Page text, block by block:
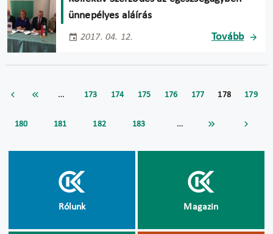
ünnepélyes aláírás
2017. 04. 12. Tovább
… 173 174 175 176 177 178 179
180 181 182 183 …
Rólunk Magazin